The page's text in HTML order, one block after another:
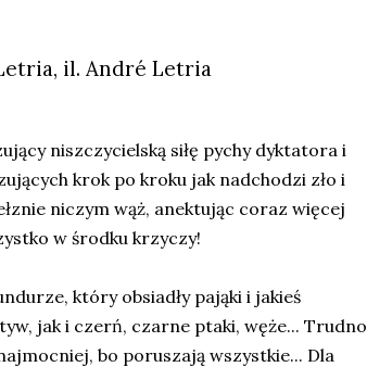
il. André Letria
niszczycielską siłę pychy dyktatora i
krok po kroku jak nadchodzi zło i
niczym wąż, anektując coraz więcej
w środku krzyczy!
który obsiadły pająki i jakieś
jak i czerń, czarne ptaki, węże... Trudno
bo poruszają wszystkie... Dla